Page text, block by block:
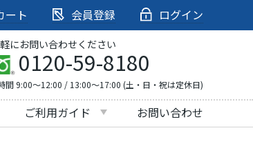
ート 会員登録 ログイン
にお問い合わせください
0120-59-8180
間 9:00～12:00 / 13:00～17:00 (土・日・祝は定休日)
ご利用ガイド お問い合わせ